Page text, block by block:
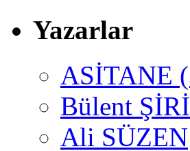
Yazarlar
ASİTANE
Bülent
Ali SÜZEN